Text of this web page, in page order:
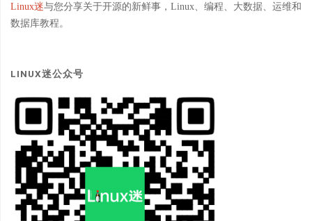
Linux迷与您分享关于开源的新鲜事，Linux、编程、大数据、运维和
数据库教程。
LINUX迷公众号